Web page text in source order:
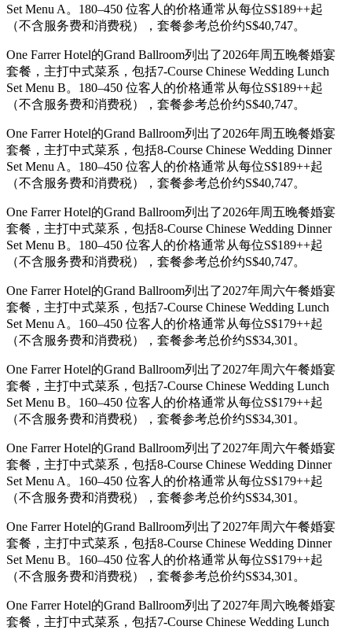
Set Menu A。180–450 位客人的价格通常从每位S$189++起
（不含服务费和消费税），套餐参考总价约S$40,747。
One Farrer Hotel的Grand Ballroom列出了2026年周五晚餐婚宴
套餐，主打中式菜系，包括7-Course Chinese Wedding Lunch
Set Menu B。180–450 位客人的价格通常从每位S$189++起
（不含服务费和消费税），套餐参考总价约S$40,747。
One Farrer Hotel的Grand Ballroom列出了2026年周五晚餐婚宴
套餐，主打中式菜系，包括8-Course Chinese Wedding Dinner
Set Menu A。180–450 位客人的价格通常从每位S$189++起
（不含服务费和消费税），套餐参考总价约S$40,747。
One Farrer Hotel的Grand Ballroom列出了2026年周五晚餐婚宴
套餐，主打中式菜系，包括8-Course Chinese Wedding Dinner
Set Menu B。180–450 位客人的价格通常从每位S$189++起
（不含服务费和消费税），套餐参考总价约S$40,747。
One Farrer Hotel的Grand Ballroom列出了2027年周六午餐婚宴
套餐，主打中式菜系，包括7-Course Chinese Wedding Lunch
Set Menu A。160–450 位客人的价格通常从每位S$179++起
（不含服务费和消费税），套餐参考总价约S$34,301。
One Farrer Hotel的Grand Ballroom列出了2027年周六午餐婚宴
套餐，主打中式菜系，包括7-Course Chinese Wedding Lunch
Set Menu B。160–450 位客人的价格通常从每位S$179++起
（不含服务费和消费税），套餐参考总价约S$34,301。
One Farrer Hotel的Grand Ballroom列出了2027年周六午餐婚宴
套餐，主打中式菜系，包括8-Course Chinese Wedding Dinner
Set Menu A。160–450 位客人的价格通常从每位S$179++起
（不含服务费和消费税），套餐参考总价约S$34,301。
One Farrer Hotel的Grand Ballroom列出了2027年周六午餐婚宴
套餐，主打中式菜系，包括8-Course Chinese Wedding Dinner
Set Menu B。160–450 位客人的价格通常从每位S$179++起
（不含服务费和消费税），套餐参考总价约S$34,301。
One Farrer Hotel的Grand Ballroom列出了2027年周六晚餐婚宴
套餐，主打中式菜系，包括7-Course Chinese Wedding Lunch